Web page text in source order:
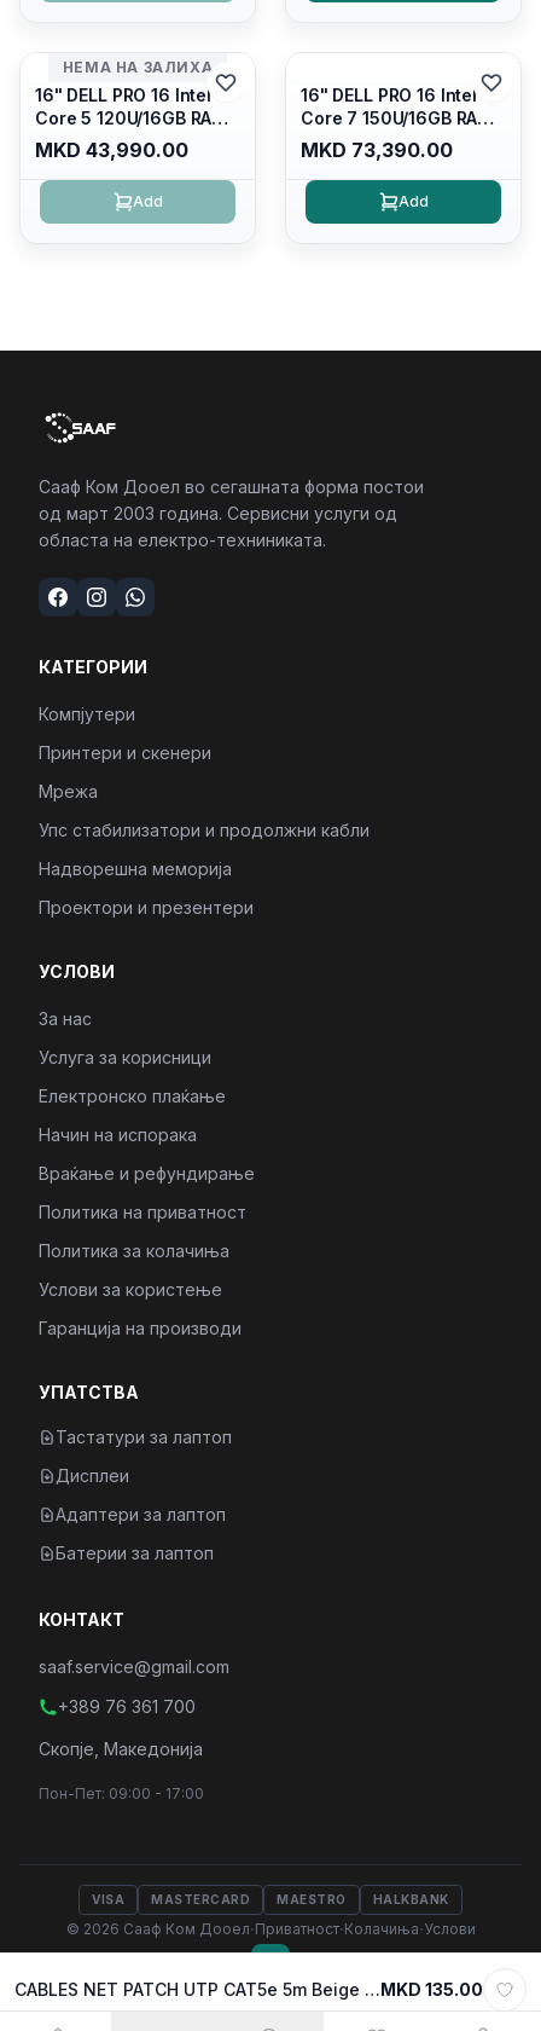
CABLES NET PATCH UTP CAT5e 5m Beige Secomp, S1405-70MKD 135.00
4/RJ45/PB14250
НЕМА НА ЗАЛИХА
16" DELL PRO 16 Intel
Core 5 120U/16GB RAM
DDR5 5600mhz/ 512 GB
SSD M.2 Nvme/fullhd+
(16:10) Ips/bt/backlit
Kb/thunderbolt
MKD 43,990.00
Add
16" DELL PRO 16 Intel
Core 7 150U/16GB RAM
DDR5 5600mhz/ 512 GB
SSD M.2 Nvme
(2230)/FULLHD+ (16:10)
Ips/bt/backlit
MKD 73,390.00
Add
Сааф Ком Дооел во сегашната форма постои
од март 2003 година. Сервисни услуги од
областа на електро-техниниката.
КАТЕГОРИИ
Компјутери
Принтери и скенери
Мрежа
Упс стабилизатори и продолжни кабли
Надворешна меморија
Проектори и презентери
УСЛОВИ
За нас
Услуга за корисници
Електронско плаќање
Начин на испорака
Враќање и рефундирање
Политика на приватност
Политика за колачиња
Услови за користење
Гаранција на производи
УПАТСТВА
Тастатури за лаптоп
Дисплеи
Адаптери за лаптоп
Батерии за лаптоп
КОНТАКТ
saaf.service@gmail.com
+389 76 361 700
Скопје, Македонија
Пон-Пет: 09:00 - 17:00
VISA MASTERCARD MAESTRO HALKBANK
© 2026 Сааф Ком Дооел·Приватност·Колачиња·Услови